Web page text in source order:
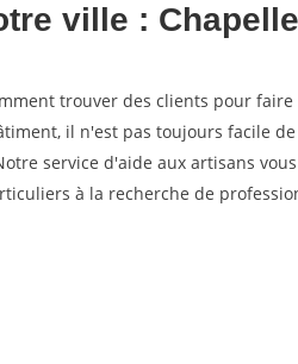
ville :
trouver des clients pour faire
il n'est pas toujours facile
service d'aide aux artisans
à la recherche de